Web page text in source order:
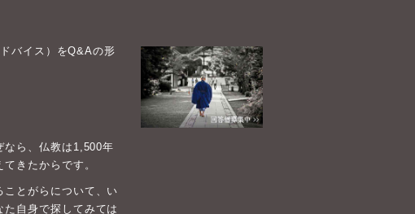
バイス）をQ&Aの形
なら、仏教は1,500年
きたからです。
とがらについて、い
自身で探してみては